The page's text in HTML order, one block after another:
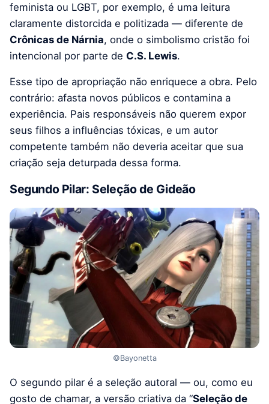
feminista ou LGBT, por exemplo, é uma leitura
claramente distorcida e politizada — diferente de
Crônicas de Nárnia, onde o simbolismo cristão foi
intencional por parte de C.S. Lewis.
Esse tipo de apropriação não enriquece a obra. Pelo
contrário: afasta novos públicos e contamina a
experiência. Pais responsáveis não querem expor
seus filhos a influências tóxicas, e um autor
competente também não deveria aceitar que sua
criação seja deturpada dessa forma.
Segundo Pilar: Seleção de Gideão
©Bayonetta
O segundo pilar é a seleção autoral — ou, como eu
gosto de chamar, a versão criativa da “Seleção de